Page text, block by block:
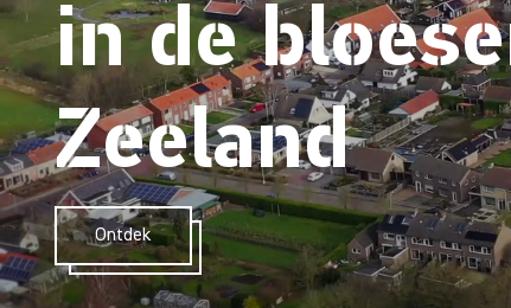
in de
Zeeland
Ontdek